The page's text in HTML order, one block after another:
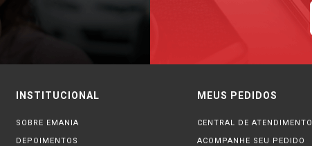
INSTITUCIONAL
SOBRE EMANIA
DEPOIMENTOS
MEUS PEDIDOS
CENTRAL DE ATENDIMENTO
ACOMPANHE SEU PEDIDO